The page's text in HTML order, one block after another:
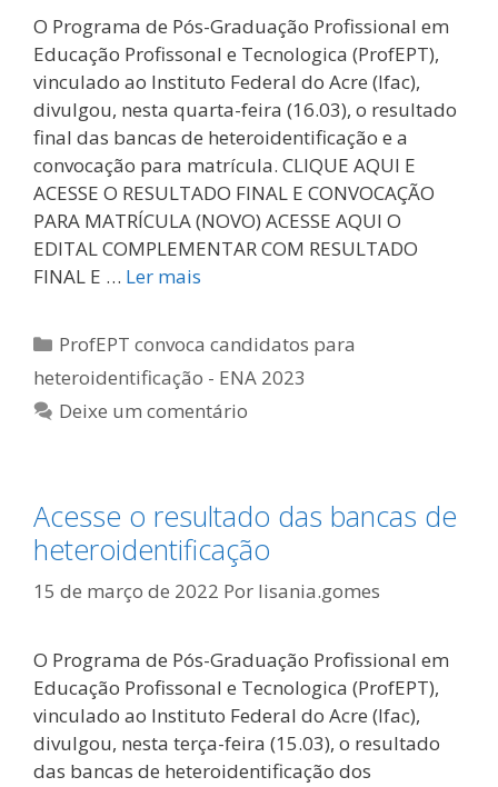
O Programa de Pós-Graduação Profissional em
Educação Profissonal e Tecnologica (ProfEPT),
vinculado ao Instituto Federal do Acre (Ifac),
divulgou, nesta quarta-feira (16.03), o resultado
final das bancas de heteroidentificação e a
convocação para matrícula. CLIQUE AQUI E
ACESSE O RESULTADO FINAL E CONVOCAÇÃO
PARA MATRÍCULA (NOVO) ACESSE AQUI O
EDITAL COMPLEMENTAR COM RESULTADO
FINAL E … Ler mais
Categorias
ProfEPT convoca candidatos para
heteroidentificação - ENA 2023
Deixe um comentário
Acesse o resultado das bancas de
heteroidentificação
15 de março de 2022 Por lisania.gomes
O Programa de Pós-Graduação Profissional em
Educação Profissonal e Tecnologica (ProfEPT),
vinculado ao Instituto Federal do Acre (Ifac),
divulgou, nesta terça-feira (15.03), o resultado
das bancas de heteroidentificação dos